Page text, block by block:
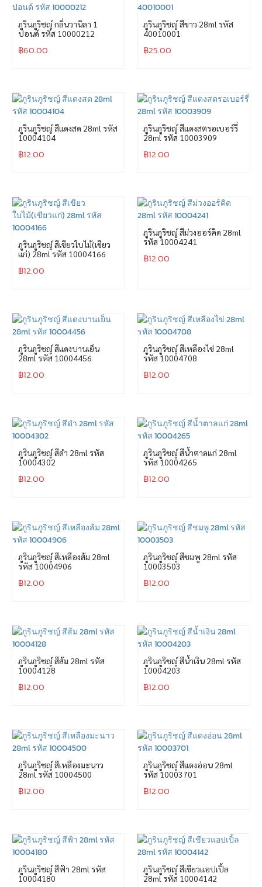
ภูรินภูริชญ์ กลิ่นวานิลา 1
ปอนด์ รหัส 10000212
฿60.00
ภูรินภูริชญ์ สีขาว 28ml รหัส
40010001
฿25.00
ภูรินภูริชญ์ สีแดงสด 28ml รหัส
10004104
฿12.00
ภูรินภูริชญ์ สีแดงสตรอเบอร์รี่
28ml รหัส 10003909
฿12.00
ภูรินภูริชญ์ สีเขียวใบไม้(เขียว
แก่) 28ml รหัส 10004166
฿12.00
ภูรินภูริชญ์ สีม่วงออร์คิด 28ml
รหัส 10004241
฿12.00
ภูรินภูริชญ์ สีแดงบานเย็น
28ml รหัส 10004456
฿12.00
ภูรินภูริชญ์ สีเหลืองไข่ 28ml
รหัส 10004708
฿12.00
ภูรินภูริชญ์ สีดำ 28ml รหัส
10004302
฿12.00
ภูรินภูริชญ์ สีน้ำตาลแก่ 28ml
รหัส 10004265
฿12.00
ภูรินภูริชญ์ สีเหลืองส้ม 28ml
รหัส 10004906
฿12.00
ภูรินภูริชญ์ สีชมพู 28ml รหัส
10003503
฿12.00
ภูรินภูริชญ์ สีส้ม 28ml รหัส
10004128
฿12.00
ภูรินภูริชญ์ สีน้ำเงิน 28ml รหัส
10004203
฿12.00
ภูรินภูริชญ์ สีเหลืองมะนาว
28ml รหัส 10004500
฿12.00
ภูรินภูริชญ์ สีแดงอ่อน 28ml
รหัส 10003701
฿12.00
ภูรินภูริชญ์ สีฟ้า 28ml รหัส
10004180
ภูรินภูริชญ์ สีเขียวแอปเปิ้ล
28ml รหัส 10004142